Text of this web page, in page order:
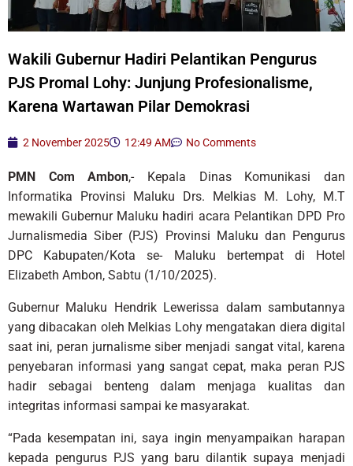
Wakili Gubernur Hadiri Pelantikan Pengurus
PJS Promal Lohy: Junjung Profesionalisme,
Karena Wartawan Pilar Demokrasi
2 November 2025 12:49 AM No Comments
PMN Com Ambon,- Kepala Dinas Komunikasi dan
Informatika Provinsi Maluku Drs. Melkias M. Lohy, M.T
mewakili Gubernur Maluku hadiri acara Pelantikan DPD Pro
Jurnalismedia Siber (PJS) Provinsi Maluku dan Pengurus
DPC Kabupaten/Kota se- Maluku bertempat di Hotel
Elizabeth Ambon, Sabtu (1/10/2025).
Gubernur Maluku Hendrik Lewerissa dalam sambutannya
yang dibacakan oleh Melkias Lohy mengatakan diera digital
saat ini, peran jurnalisme siber menjadi sangat vital, karena
penyebaran informasi yang sangat cepat, maka peran PJS
hadir sebagai benteng dalam menjaga kualitas dan
integritas informasi sampai ke masyarakat.
“Pada kesempatan ini, saya ingin menyampaikan harapan
kepada pengurus PJS yang baru dilantik supaya menjadi